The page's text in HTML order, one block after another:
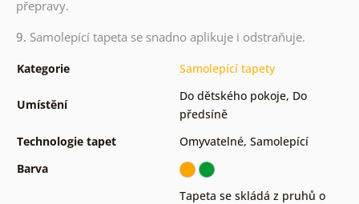
přepravy.
9. Samolepící tapeta se snadno aplikuje i odstraňuje.
Kategorie Samolepící tapety
Umístění
Do dětského pokoje, Do
předsíně
Technologie tapet
Omyvatelné, Samolepící
Barva
Tapeta se skládá z pruhů o